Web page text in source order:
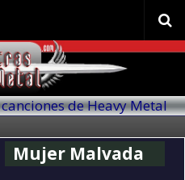
de Heavy Metal
Mujer Malvada